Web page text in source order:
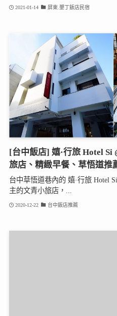
2021-01-14 屏東.墾丁飯店民宿
[台中飯店] 嬉·行旅 Hotel
旅店、精緻早餐、草悟道推
台中草悟道巷內的 嬉·行旅 Hotel
主的文青小旅店，...
2020-12-22 台中飯店推薦